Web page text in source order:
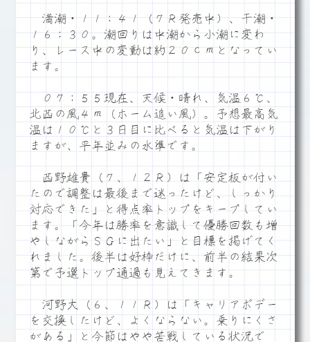
満潮・１１：４１（７Ｒ発売中）、干潮・
１６：３０。潮回りは中潮から小潮に変わ
り、レース中の変動は約２０ｃｍとなってい
ます。
０７：５５現在、天候・晴れ、気温６℃、
北西の風４ｍ（ホーム追い風）。予想最高気
温は１０℃と３日目に比べると気温は下がり
ますが、平年並みの水準です。
西野雄貴（７、１２Ｒ）は「安定板が付い
たので調整は最後まで迷ったけど、しっかり
対応できた」と得点率トップをキープしてい
ます。「今年は勝率を意識して優勝回数も増
やしながらＳＧに出たい」と目標を掲げてく
れました。後半は好枠だけに、前半の結果次
第で予選トップ通過も見えてきます。
河野大（６、１１Ｒ）は「キャリアボデー
を交換したけど、よくならない。乗りにくさ
がある」と今節はやや苦戦している状況で